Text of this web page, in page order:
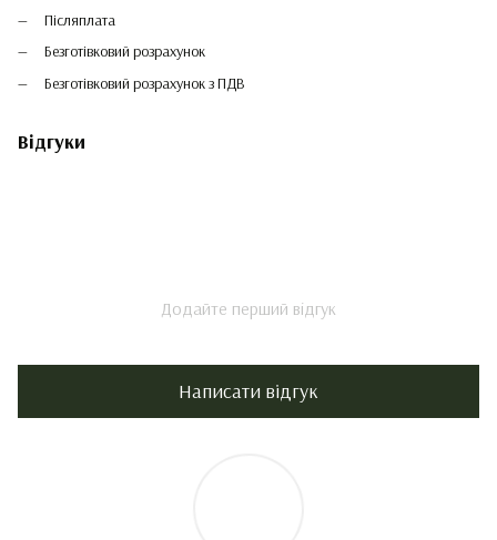
Післяплата
Безготівковий розрахунок
Безготівковий розрахунок з ПДВ
Відгуки
Додайте перший відгук
Написати відгук